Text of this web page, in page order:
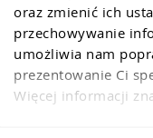
oraz zmienić ich
przechowywanie
umożliwia nam
prezentowanie Ci
Więcej informacji